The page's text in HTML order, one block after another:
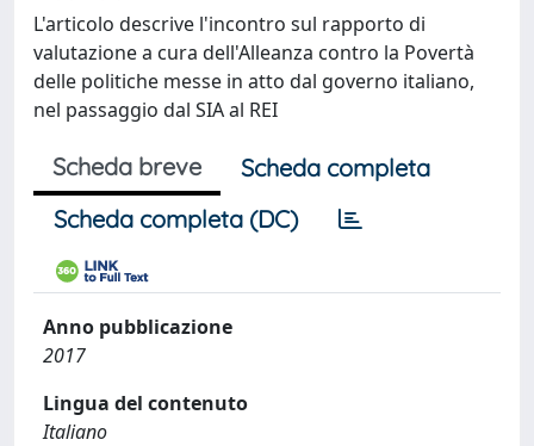
L'articolo descrive l'incontro sul rapporto di
valutazione a cura dell'Alleanza contro la Povertà
delle politiche messe in atto dal governo italiano,
nel passaggio dal SIA al REI
Scheda breve
Scheda completa
Scheda completa (DC)
Anno pubblicazione
2017
Lingua del contenuto
Italiano